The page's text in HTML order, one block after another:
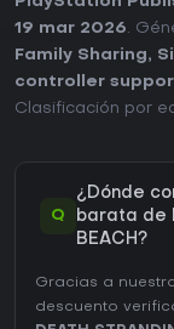
19 mar 2026.
Family Sharing,
controller
Clasificación por
Q
¿Dónde
barata de
BEACH?
Gracias a
descuento